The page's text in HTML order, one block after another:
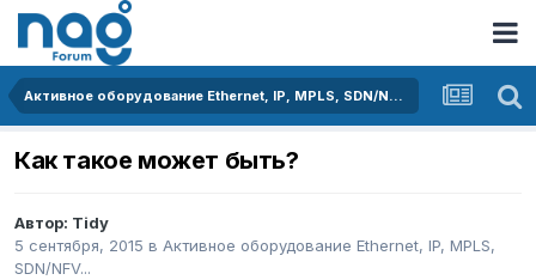
Активное оборудование Ethernet, IP, MPLS, SDN/NFV...
Как такое может быть?
Автор: Tidy
5 сентября, 2015 в Активное оборудование Ethernet, IP, MPLS,
SDN/NFV...